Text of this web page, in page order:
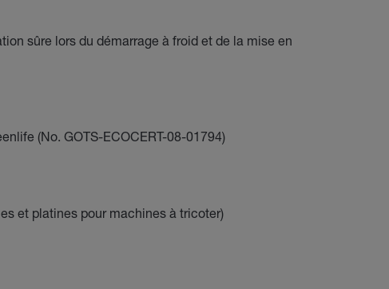
sûre lors du démarrage à froid et de la mise en
(No. GOTS-ECOCERT-08-01794)
et platines pour machines à tricoter)